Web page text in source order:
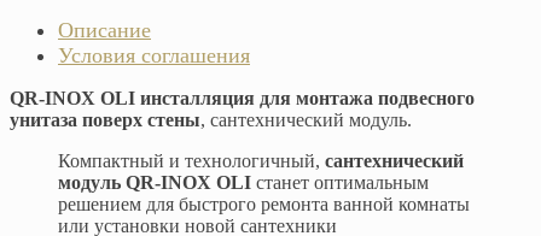
Описание
Условия соглашения
QR-INOX OLI инсталляция для монтажа подвесного
унитаза поверх стены, сантехнический модуль.
Компактный и технологичный, сантехнический
модуль QR-INOX OLI станет оптимальным
решением для быстрого ремонта ванной комнаты
или установки новой сантехники